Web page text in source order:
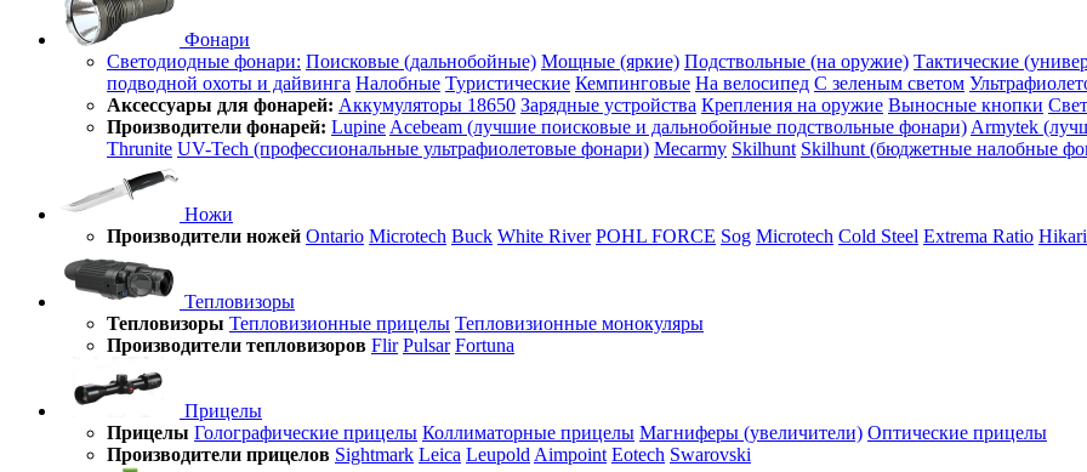
Фонари
Светодиодные фонари: Поисковые (дальнобойные) Мощные (яркие) Подствольные (на оружие) Тактические
подводной охоты и дайвинга Налобные Туристические Кемпинговые На велосипед С зеленым светом
Аксессуары для фонарей: Аккумуляторы 18650 Зарядные устройства Крепления на оружие Выносные кнопки
Производители фонарей: Lupine Acebeam (лучшие поисковые и дальнобойные подствольные фонари) Armytek
Thrunite UV-Tech (профессиональные ультрафиолетовые фонари) Mecarmy Skilhunt Skilhunt (бюджетные налобные
Ножи
Производители ножей Ontario Microtech Buck White River POHL FORCE Sog Microtech Cold Steel Extrema Ratio Hikari
Тепловизоры
Тепловизоры Тепловизионные прицелы Тепловизионные монокуляры
Производители тепловизоров Flir Pulsar Fortuna
Прицелы
Прицелы Голографические прицелы Коллиматорные прицелы Магниферы (увеличители) Оптические прицелы
Производители прицелов Sightmark Leica Leupold Aimpoint Eotech Swarovski